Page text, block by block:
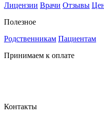
Лицензии Врачи Отзывы
Полезное
Родственникам Пациентам
Принимаем к оплате
Контакты